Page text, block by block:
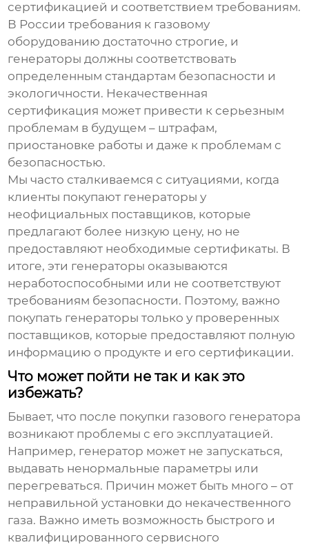
сертификацией и соответствием требованиям.
В России требования к газовому
оборудованию достаточно строгие, и
генераторы должны соответствовать
определенным стандартам безопасности и
экологичности. Некачественная
сертификация может привести к серьезным
проблемам в будущем – штрафам,
приостановке работы и даже к проблемам с
безопасностью.
Мы часто сталкиваемся с ситуациями, когда
клиенты покупают генераторы у
неофициальных поставщиков, которые
предлагают более низкую цену, но не
предоставляют необходимые сертификаты. В
итоге, эти генераторы оказываются
неработоспособными или не соответствуют
требованиям безопасности. Поэтому, важно
покупать генераторы только у проверенных
поставщиков, которые предоставляют полную
информацию о продукте и его сертификации.
Что может пойти не так и как это
избежать?
Бывает, что после покупки газового генератора
возникают проблемы с его эксплуатацией.
Например, генератор может не запускаться,
выдавать ненормальные параметры или
перегреваться. Причин может быть много – от
неправильной установки до некачественного
газа. Важно иметь возможность быстрого и
квалифицированного сервисного